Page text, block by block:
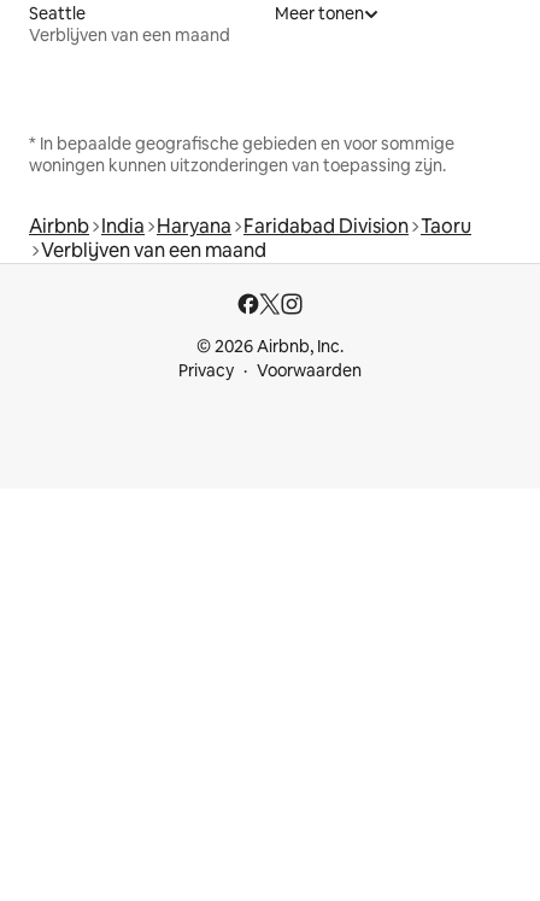
Seattle
Verblijven van een maand
Meer tonen
* In bepaalde geografische gebieden en voor sommige
woningen kunnen uitzonderingen van toepassing zijn.
Airbnb India Haryana Faridabad Division Taoru
Verblijven van een maand
© 2026 Airbnb, Inc.
Privacy
Voorwaarden